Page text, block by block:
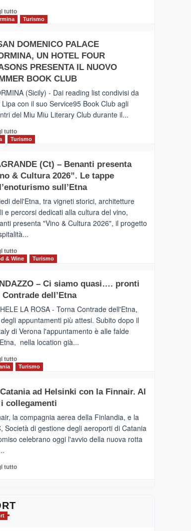
operato
da
tuttoLeggi
PIEDIMONTE
ETNEO
–
Meta
privilegiata
secondo
i
di
Airbnb.
la
Valle
Alcantara
nei
primi
classifica
siciliana
Turismo
DOMENICO PALACE
UN HOTEL FOUR
PRESENTA IL NUOVO
BOOK CLUB
(Sicily) - Dai reading list condivisi da
Lipa con il suo Service95 Book Club agli
del Miu Miu Literary Club durante il...
tuttoLeggi
di
IL
SAN
DOMENICO
TAORMINA,
UN
HOTEL
FOUR
PRESENTA
IL
SUMMER
BOOK
CLUB
Turismo
(Ct) – Benanti presenta
& Cultura 2026”. Le tappe
sull’Etna
dell'Etna, tra vigneti storici, architetture
e percorsi dedicati alla cultura del vino,
presenta "Vino & Cultura 2026", il progetto
tuttoLeggi
di
VIAGRANDE
(Ct)
–
presenta
“Vino
&
2026”.
Le
dell’enoturismo
sull’Etna
& Wine Turismo
– Ci siamo quasi…. pronti
Contrade dell’Etna
LA ROSA - Torna Contrade dell'Etna,
appuntamenti più attesi. Subito dopo il
di Verona l'appuntamento è alle falde
nella location già...
tuttoLeggi
di
RANDAZZO
–
siamo
quasi….
pronti
dell’Etna
Turismo
ad Helsinki con la Finnair. Al
collegamenti
la compagnia aerea della Finlandia, e la
Società di gestione degli aeroporti di Catania
celebrano oggi l'avvio della nuova rotta
tuttoLeggi